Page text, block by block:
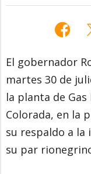
El gobernador
martes 30 de
la planta de
Colorada, en la
su respaldo a
su par